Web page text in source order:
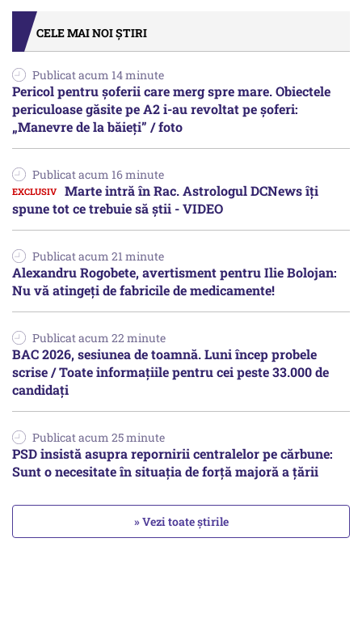
CELE MAI NOI ȘTIRI
Publicat acum 14 minute
Pericol pentru șoferii care merg spre mare. Obiectele
periculoase găsite pe A2 i-au revoltat pe șoferi:
„Manevre de la băieți” / foto
Publicat acum 16 minute
Marte intră în Rac. Astrologul DCNews îți
spune tot ce trebuie să știi - VIDEO
Publicat acum 21 minute
Alexandru Rogobete, avertisment pentru Ilie Bolojan:
Nu vă atingeți de fabricile de medicamente!
Publicat acum 22 minute
BAC 2026, sesiunea de toamnă. Luni încep probele
scrise / Toate informațiile pentru cei peste 33.000 de
candidați
Publicat acum 25 minute
PSD insistă asupra repornirii centralelor pe cărbune:
Sunt o necesitate în situația de forță majoră a țării
» Vezi toate știrile